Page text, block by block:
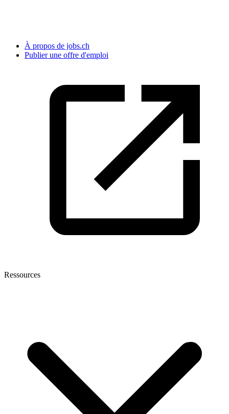
À propos de jobs.ch
Publier une offre d'emploi
Ressources